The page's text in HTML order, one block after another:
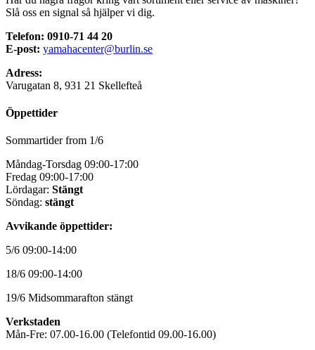
Slå oss en signal så hjälper vi dig.
Telefon: 0910-71 44 20
E-post: yamahacenter@burlin.se
Adress:
Varugatan 8, 931 21 Skellefteå
Öppettider
Sommartider from 1/6
Måndag-Torsdag 09:00-17:00
Fredag 09:00-17:00
Lördagar: Stängt
Söndag: stängt
Avvikande öppettider:
5/6 09:00-14:00
18/6 09:00-14:00
19/6 Midsommarafton stängt
Verkstaden
Mån-Fre: 07.00-16.00 (Telefontid 09.00-16.00)